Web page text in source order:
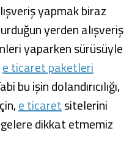
yapmak biraz
yerden alışveriş
yaparken sürüsüyle
e ticaret paketleri
bu işin dolandırıcılığı,
e ticaretsitelerini
dikkat etmemiz